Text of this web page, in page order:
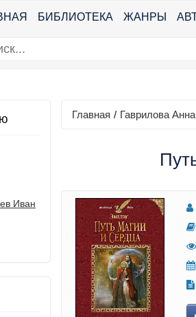
БИБЛИОТЕКА ЖАНРЫ
Иван
Главная / Гаврилова